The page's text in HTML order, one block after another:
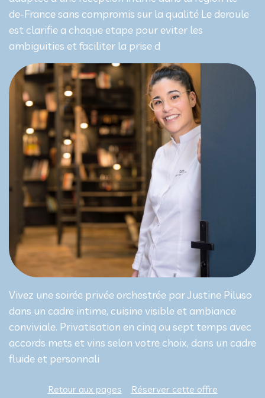
de-France sans compromis sur la qualité Le deroule
est clarifie a chaque etape pour eviter les
ambiguities et faciliter la prise d
Vivez une soirée privée orchestrée par Justine Piluso
dans un cadre intime, cuisine visible et ambiance
conviviale. Privatisation en cinq ou sept temps avec
accords mets et vins selon votre choix, dans un cadre
fluide et personnali
Retour aux pages Réserver cette offre